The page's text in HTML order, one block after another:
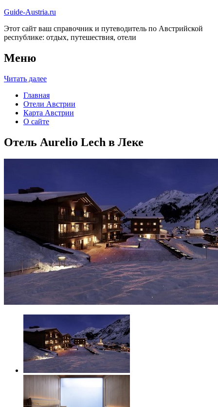
Guide-Austria.ru
Этот сайт ваш справочник и путеводитель по Австрийской
республике: отдых, путешествия, отели
Меню
Читать далее
Главная
Отели Австрии
Карта Австрии
О сайте
Отель Aurelio Lech в Леке